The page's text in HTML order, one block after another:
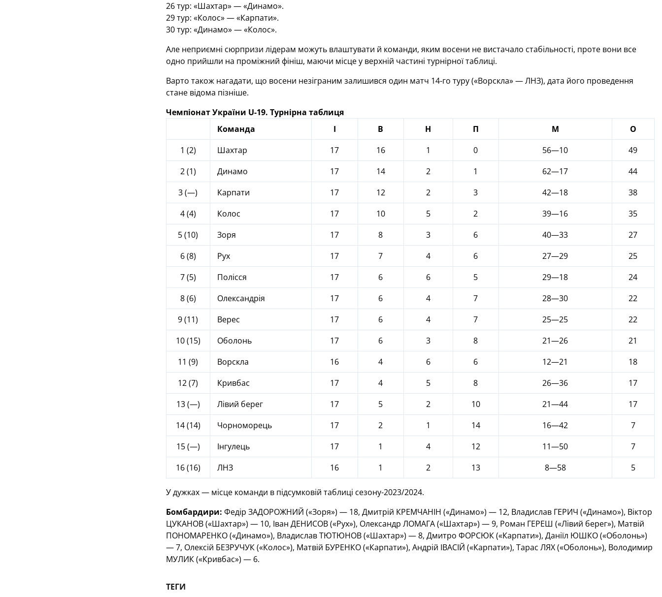
26 тур: «Шахтар» — «Динамо».
29 тур: «Колос» — «Карпати».
30 тур: «Динамо» — «Колос».
Але неприємні сюрпризи лідерам можуть влаштувати й команди, яким восени не вистачало стабільності, проте вони все
одно прийшли на проміжний фініш, маючи місце у верхній частині турнірної таблиці.
Варто також нагадати, що восени незіграним залишився один матч 14-го туру («Ворскла» — ЛНЗ), дата його проведення
стане відома пізніше.
Чемпіонат України U-19. Турнірна таблиця
Команда
І В Н П М
О
1 (2)
Шахтар 17 16 1 0 56—10
49
2 (1)
Динамо 17 14 2 1 62—17
44
3 (—)
Карпати 17 12 2 3 42—18
38
4 (4)
Колос 17 10 5 2 39—16
35
5 (10)
Зоря 17 8 3 6 40—33
27
6 (8)
Рух 17 7 4 6 27—29
25
7 (5)
Полісся 17 6 6 5 29—18
24
8 (6)
Олександрія 17 6 4 7 28—30
22
9 (11)
Верес 17 6 4 7 25—25
22
10 (15)
Оболонь 17 6 3 8 21—26
21
11 (9)
Ворскла 16 4 6 6 12—21
18
12 (7)
Кривбас 17 4 5 8 26—36
17
13 (—)
Лівий берег 17 5 2 10 21—44
17
14 (14)
Чорноморець 17 2 1 14 16—42
7
15 (—)
Інгулець 17 1 4 12 11—50
7
16 (16)
ЛНЗ 16 1 2 13 8—58 5
У дужках — місце команди в підсумковій таблиці сезону-2023/2024.
Бомбардири: Федір ЗАДОРОЖНИЙ («Зоря») — 18, Дмитрій КРЕМЧАНІН («Динамо») — 12, Владислав ГЕРИЧ («Динамо»), Віктор
ЦУКАНОВ («Шахтар») — 10, Іван ДЕНИСОВ («Рух»), Олександр ЛОМАГА («Шахтар») — 9, Роман ГЕРЕШ («Лівий берег»), Матвій
ПОНОМАРЕНКО («Динамо»), Владислав ТЮТЮНОВ («Шахтар») — 8, Дмитро ФОРСЮК («Карпати»), Даніїл ЮШКО («Оболонь»)
— 7, Олексій БЕЗРУЧУК («Колос»), Матвій БУРЕНКО («Карпати»), Андрій ІВАСІЙ («Карпати»), Тарас ЛЯХ («Оболонь»), Володимир
МУЛИК («Кривбас») — 6.
ТЕГИ